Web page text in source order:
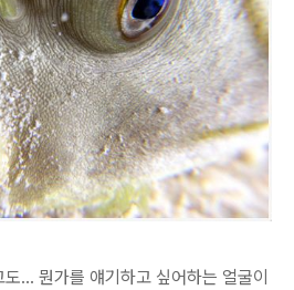
... 뭔가를 얘기하고 싶어하는 얼굴이